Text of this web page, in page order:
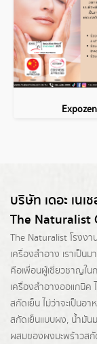
บริษัท เดอะ เน
The Naturalist
The Naturalist โรงง
เครื่องสำอาง เราเป็น
คือเพื่อนผู้เชี่ยวชาญใน
เครื่องสำอางออแกนิ
สกัดเย็น ไม่ว่าจะเป็นอ
สกัดเย็นแบบผง, น้ำมัน
ผสมของผงมะพร้าวสกั